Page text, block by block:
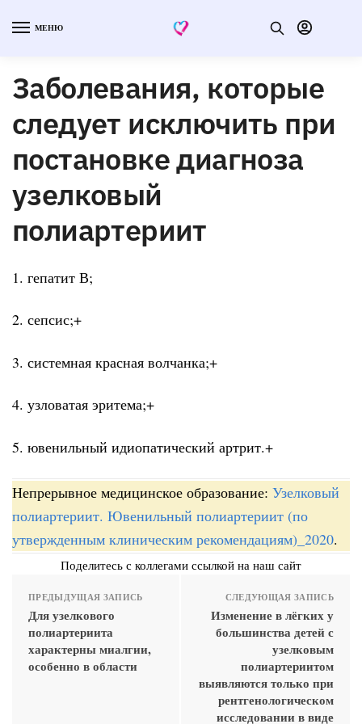
МЕНЮ
Заболевания, которые
следует исключить при
постановке диагноза
узелковый
полиартериит
1. гепатит В;
2. сепсис;+
3. системная красная волчанка;+
4. узловатая эритема;+
5. ювенильный идиопатический артрит.+
Непрерывное медицинское образование: Узелковый
полиартериит. Ювенильный полиартериит (по
утвержденным клиническим рекомендациям)_2020.
Поделитесь с коллегами ссылкой на наш сайт
ПРЕДЫДУЩАЯ ЗАПИСЬ
Для узелкового
полиартериита
характерны миалгии,
особенно в области
СЛЕДУЮЩАЯ ЗАПИСЬ
Изменение в лёгких у
большинства детей с
узелковым
полиартериитом
выявляются только при
рентгенологическом
исследовании в виде